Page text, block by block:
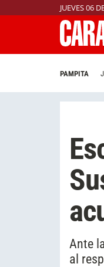
JUEVES 06
PAMPITA
Ante
al